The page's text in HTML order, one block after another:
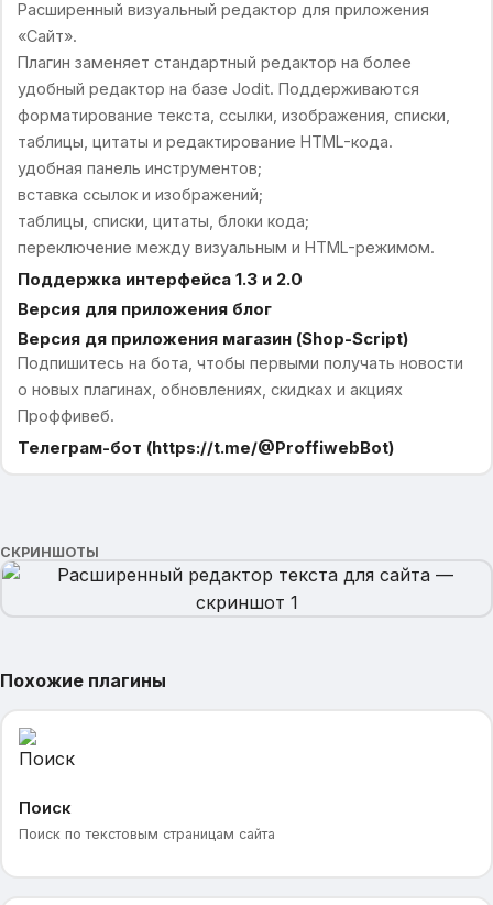
Расширенный визуальный редактор для приложения
«Сайт».
Плагин заменяет стандартный редактор на более
удобный редактор на базе Jodit. Поддерживаются
форматирование текста, ссылки, изображения, списки,
таблицы, цитаты и редактирование HTML-кода.
удобная панель инструментов;
вставка ссылок и изображений;
таблицы, списки, цитаты, блоки кода;
переключение между визуальным и HTML-режимом.
Поддержка интерфейса 1.3 и 2.0
Версия для приложения блог
Версия дя приложения магазин (Shop-Script)
Подпишитесь на бота, чтобы первыми получать новости
о новых плагинах, обновлениях, скидках и акциях
Проффивеб.
Телеграм-бот (https://t.me/@ProffiwebBot)
СКРИНШОТЫ
Похожие плагины
Поиск
Поиск по текстовым страницам сайта